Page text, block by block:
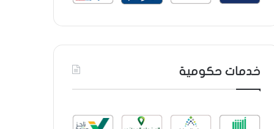
خدمات حكومية